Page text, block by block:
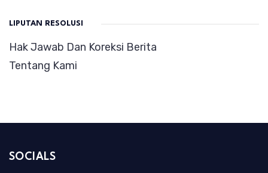
LIPUTAN RESOLUSI
Hak Jawab Dan Koreksi Berita
Tentang Kami
SOCIALS